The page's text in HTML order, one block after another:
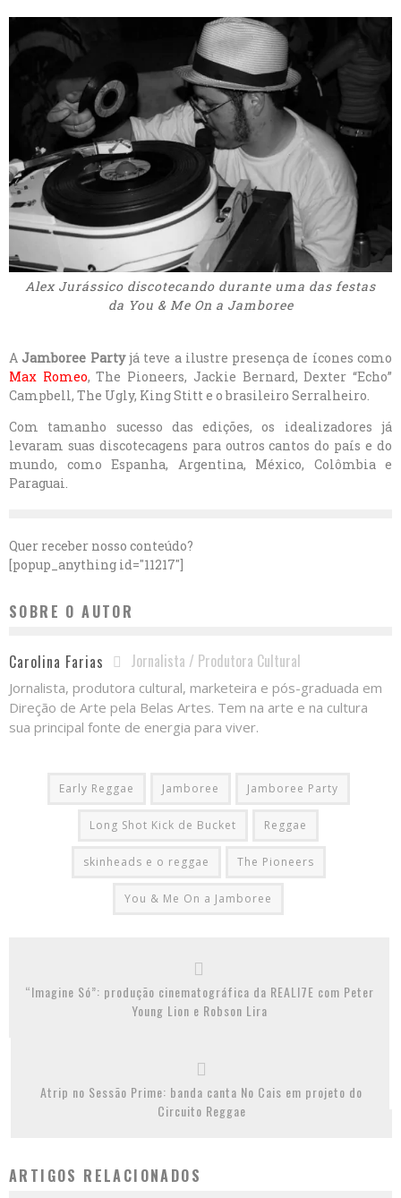
Alex Jurássico discotecando durante uma das festas
da You & Me On a Jamboree
A Jamboree Partyjá teve a ilustre presença de ícones como
Max Romeo, The Pioneers, Jackie Bernard, Dexter “Echo”
Campbell, The Ugly, King Stitt e o brasileiro Serralheiro.
Com tamanho sucesso das edições, os idealizadores já
levaram suas discotecagens para outros cantos do país e do
mundo, como Espanha, Argentina, México, Colômbia e
Paraguai.
Quer receber nosso conteúdo?
[popup_anything id="11217"]
SOBRE O AUTOR
Carolina Farias Jornalista / Produtora Cultural
Jornalista, produtora cultural, marketeira e pós-graduada em
Direção de Arte pela Belas Artes. Tem na arte e na cultura
sua principal fonte de energia para viver.
Early Reggae Jamboree Jamboree Party
Long Shot Kick de Bucket Reggae
skinheads e o reggae The Pioneers
You & Me On a Jamboree
“Imagine Só”: produção cinematográfica da REALI7E com Peter
Young Lion e Robson Lira
Atrip no Sessão Prime: banda canta No Cais em projeto do
Circuito Reggae
ARTIGOS RELACIONADOS